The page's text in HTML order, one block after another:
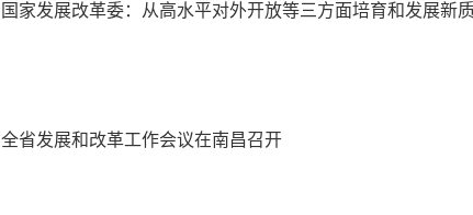
国家发展改革委：从高水平对外开放等三方面培育和发展新
全省发展和改革工作会议在南昌召开